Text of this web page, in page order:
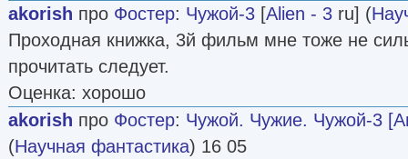
akorish про Фостер: Чужой-3 [Alien - 3 ru] (
Проходная книжка, 3й фильм мне тоже не
прочитать следует.
Оценка: хорошо
akorish про Фостер: Чужой. Чужие. Чужой-3
(Научная фантастика) 16 05